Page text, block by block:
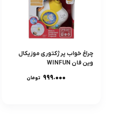
چراغ خواب پرژکتورى موزيکال
وين فان WINFUN
۹۹۹.۰۰۰ تومان